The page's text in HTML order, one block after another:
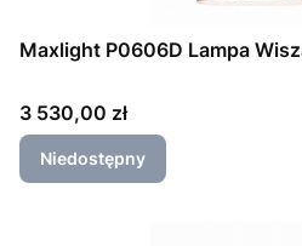
Maxlight P0606D Lampa
Cena
3 530,00 zł
Niedostępny